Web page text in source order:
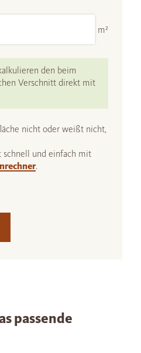
m²
den beim
Verschnitt direkt mit
nicht oder weißt nicht,
schnell und einfach mit
.
passende